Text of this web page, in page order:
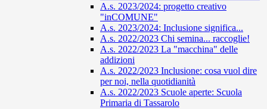
A.s. 2023/2024: progetto creativo
"inCOMUNE"
A.s. 2023/2024: Inclusione significa...
A.s. 2022/2023 Chi semina... raccoglie!
A.s. 2022/2023 La "macchina" delle
addizioni
A.s. 2022/2023 Inclusione: cosa vuol dire
per noi, nella quotidianità
A.s. 2022/2023 Scuole aperte: Scuola
Primaria di Tassarolo